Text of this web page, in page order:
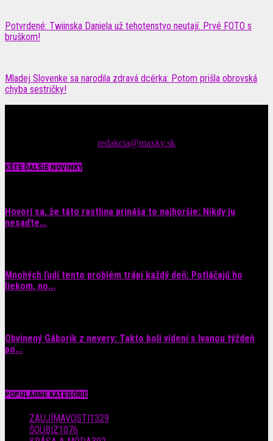
Potvrdené: Twiinska Daniela už tehotenstvo neutají. Prvé FOTO s
bruškom!
Mladej Slovenke sa narodila zdravá dcérka: Potom prišla obrovská
chyba sestričky!
redakcia@maxky.sk
EŠTE ĎALŠIE NOVINKY
Hovorí sa, že táto rastlina prináša to najhoršie: Nikdy ju
nesaďte...
Mnohých ľudí tento problém trápi každý deň: Potláčajú ho
liekom, no...
Obvinený Gáborik z nevery: Takto boli videní s Ivanou týždeň
po...
POPULÁRNE KATEGÓRIE
ZAUJÍMAVOSTI 1329
ŠOUBIZ1076